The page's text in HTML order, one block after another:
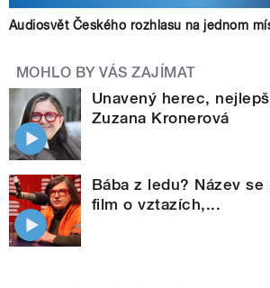
Audiosvět Českého rozhlasu na jednom
MOHLO BY VÁS ZAJÍMAT
Unavený herec,
Zuzana Kronerová
Bába z ledu? Název
film o vztazích,...